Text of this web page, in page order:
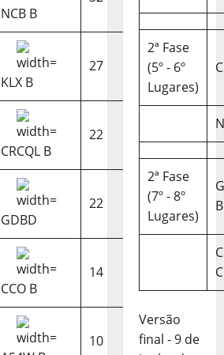
NCB B
KLX B
27
CRCQL B
22
GDBD
22
CCO B
14
10
2ª Fase
(5º - 6º
Lugares)
2ª Fase
(7º - 8º
Lugares)
B
C
Versão
final - 9 de